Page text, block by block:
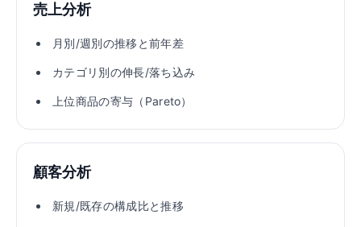
売上分析
月別/週別の推移と前年差
カテゴリ別の伸長/落ち込み
上位商品の寄与（Pareto）
顧客分析
新規/既存の構成比と推移